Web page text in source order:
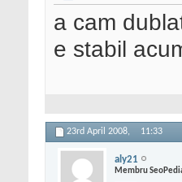
a cam
e stabil
23rd April 2008, 11:33
aly21
Membru